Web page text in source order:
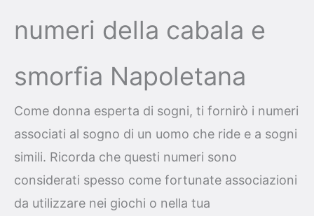
numeri della cabala e
smorfia Napoletana
Come donna esperta di sogni, ti fornirò i numeri
associati al sogno di un uomo che ride e a sogni
simili. Ricorda che questi numeri sono
considerati spesso come fortunate associazioni
da utilizzare nei giochi o nella tua